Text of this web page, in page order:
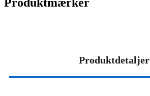
Produktmærker
Produktdetaljer